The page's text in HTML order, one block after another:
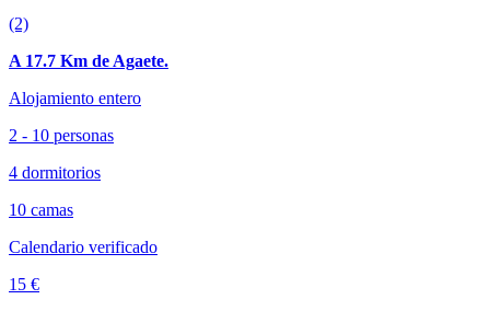
(2)
A 17.7 Km de Agaete.
Alojamiento entero
2 - 10 personas
4 dormitorios
10 camas
Calendario verificado
15 €